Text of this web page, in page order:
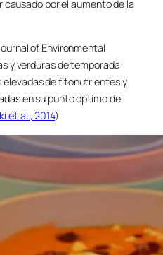
por el aumento de la
of Environmental
y verduras de temporada
de fitonutrientes y
en su punto óptimo de
et al., 2014).